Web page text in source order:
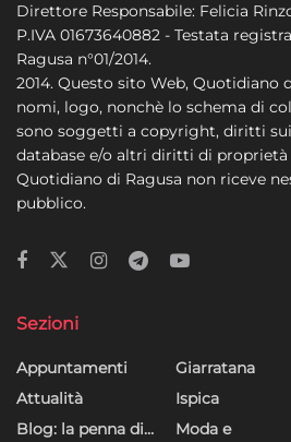
Direttore Responsabile: Felicia
P.IVA 01673640882 - Testata
Ragusa n°01/2014.
2014. Questo sito Web, Quotidiano
nomi, logo, nonchè lo schema di
sono soggetti a copyright, diritti
database e/o altri diritti di
Quotidiano di Ragusa non riceve
pubblico.
Sezioni
Appuntamenti
Attualità
Blog: la penna di…
Giarratana
Ispica
Moda e